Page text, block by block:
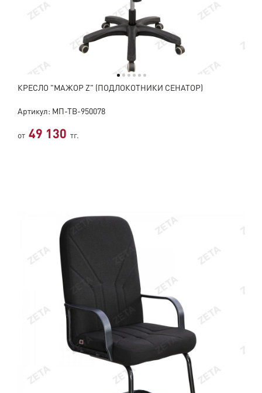
КРЕСЛО "МАЖОР Z" (ПОДЛОКОТНИКИ СЕНАТОР)
Артикул: МП-ТВ-950078
от 49 130 тг.